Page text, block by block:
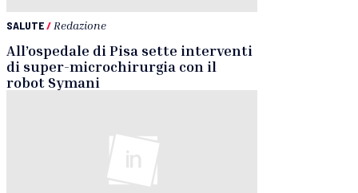
SALUTE/ Redazione
All’ospedale di Pisa sette interventi
di super-microchirurgia con il
robot Symani